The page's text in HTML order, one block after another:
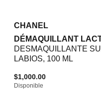
CHANEL
DÉMAQUILLANT
DESMAQUILLANTE
LABIOS, 100 ML
$1,000.00
Disponible